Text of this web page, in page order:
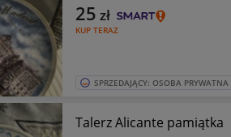
KUP TERAZ
25 zł
SPRZEDAJĄCY: OSOBA PRYWATNA
Talerz Alicante pamiątka